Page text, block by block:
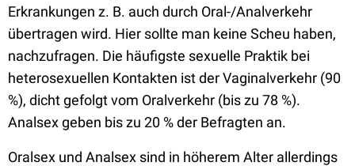
Erkrankungen z. B. auch durch Oral-/Analverkehr
übertragen wird. Hier sollte man keine Scheu haben,
nachzufragen. Die häufigste sexuelle Praktik bei
heterosexuellen Kontakten ist der Vaginalverkehr (90
%), dicht gefolgt vom Oralverkehr (bis zu 78 %).
Analsex geben bis zu 20 % der Befragten an.
Oralsex und Analsex sind in höherem Alter allerdings